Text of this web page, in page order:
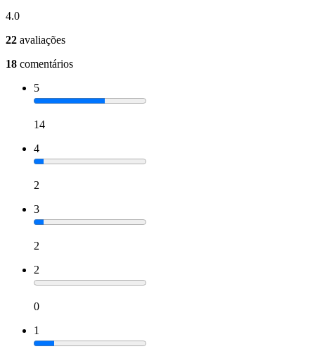
4.0
22 avaliações
18 comentários
5
14
4
2
3
2
2
0
1